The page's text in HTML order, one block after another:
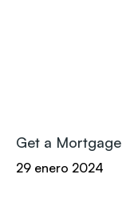
Get a Mortgage
29 enero 2024